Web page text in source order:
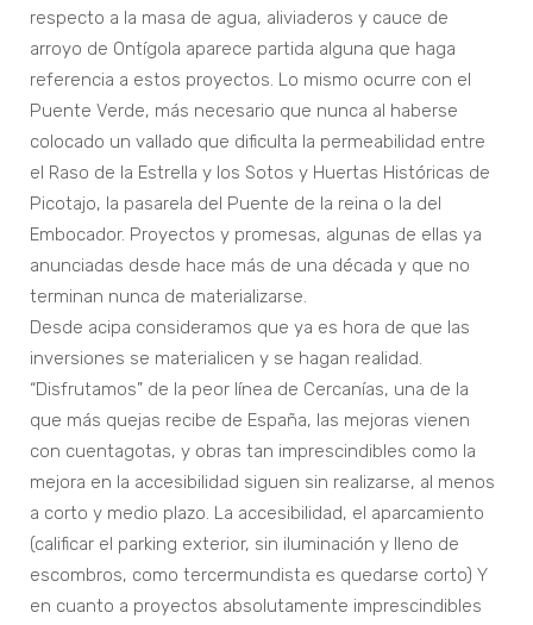
respecto a la masa de agua, aliviaderos y cauce de
arroyo de Ontígola aparece partida alguna que haga
referencia a estos proyectos. Lo mismo ocurre con el
Puente Verde, más necesario que nunca al haberse
colocado un vallado que dificulta la permeabilidad entre
el Raso de la Estrella y los Sotos y Huertas Históricas de
Picotajo, la pasarela del Puente de la reina o la del
Embocador. Proyectos y promesas, algunas de ellas ya
anunciadas desde hace más de una década y que no
terminan nunca de materializarse.
Desde acipa consideramos que ya es hora de que las
inversiones se materialicen y se hagan realidad.
“Disfrutamos” de la peor línea de Cercanías, una de la
que más quejas recibe de España, las mejoras vienen
con cuentagotas, y obras tan imprescindibles como la
mejora en la accesibilidad siguen sin realizarse, al menos
a corto y medio plazo. La accesibilidad, el aparcamiento
(calificar el parking exterior, sin iluminación y lleno de
escombros, como tercermundista es quedarse corto) Y
en cuanto a proyectos absolutamente imprescindibles